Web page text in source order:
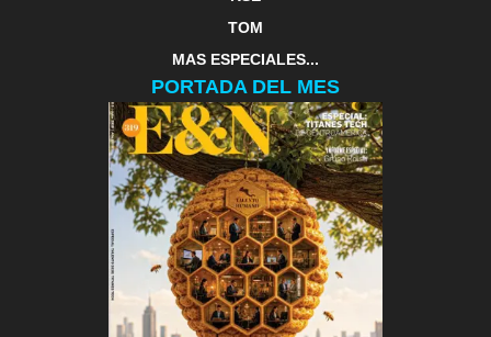
TOM
MAS ESPECIALES...
PORTADA DEL MES